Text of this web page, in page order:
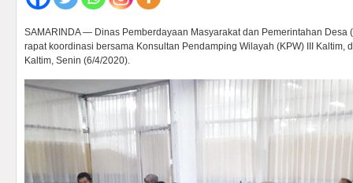
SAMARINDA — Dinas Pemberdayaan Masyarakat dan Pemerintahan Desa
rapat koordinasi bersama Konsultan Pendamping Wilayah (KPW) III Kaltim,
Kaltim, Senin (6/4/2020).